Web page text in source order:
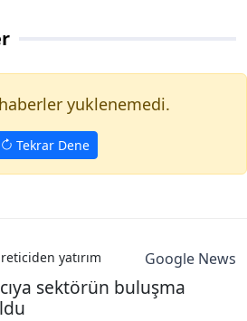
yuklenemedi.
Tekrar Dene
yatırımcıya sektörün buluşma
Google News
sektörün buluşma